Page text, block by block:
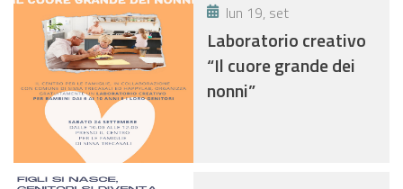
lun 19, set
Laboratorio creativo
“Il cuore grande dei
nonni”